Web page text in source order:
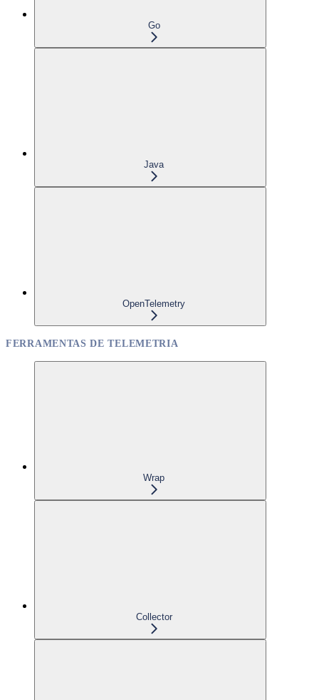
Go
Java
OpenTelemetry
FERRAMENTAS DE TELEMETRIA
Wrap
Collector